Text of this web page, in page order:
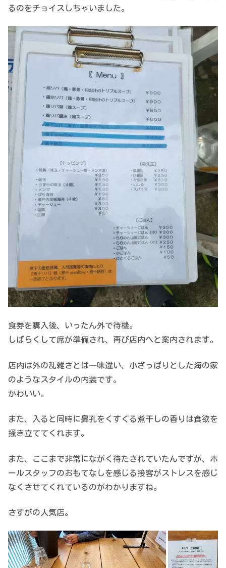
るのをチョイスしちゃいました。
食券を購入後、いったん外で待機。
しばらくして席が準備され、再び店内へと案内されます。
店内は外の乱雑さとは一味違い、小ざっぱりとした海の家
のようなスタイルの内装です。
かわいい。
また、入ると同時に鼻孔をくすぐる煮干しの香りは食欲を
掻き立ててくれます。
また、ここまで非常にながく待たされていたんですが、ホ
ールスタッフのおもてなしを感じる接客がストレスを感じ
なくさせてくれているのがわかりますね。
さすがの人気店。